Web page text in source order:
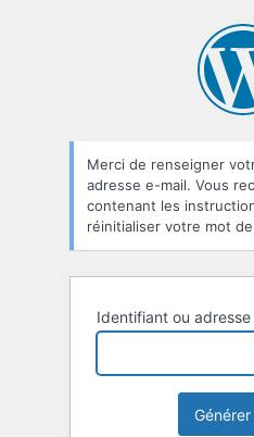
oublié
Merci de renseigner
adresse e-mail. Vous
contenant les
réinitialiser votre mot
Identifiant ou